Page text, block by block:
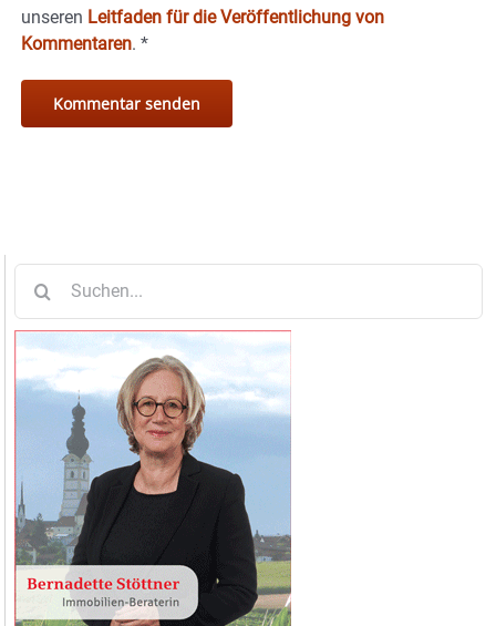
unseren Leitfaden für die Veröffentlichung von
Kommentaren. *
nach: